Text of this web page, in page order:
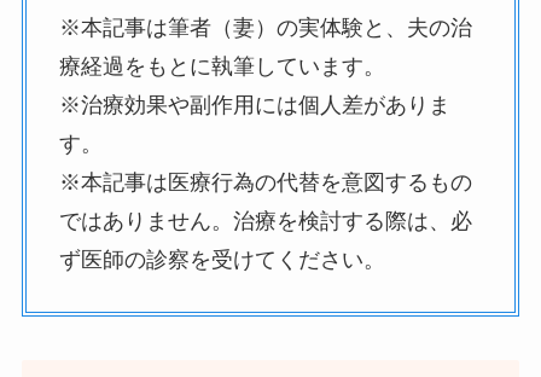
※本記事は筆者（妻）の実体験と、夫の治
療経過をもとに執筆しています。
※治療効果や副作用には個人差がありま
す。
※本記事は医療行為の代替を意図するもの
ではありません。治療を検討する際は、必
ず医師の診察を受けてください。